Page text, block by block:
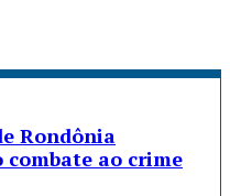
Rondônia
ao crime